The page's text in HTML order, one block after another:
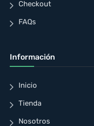
Checkout
FAQs
Información
Inicio
Tienda
Nosotros